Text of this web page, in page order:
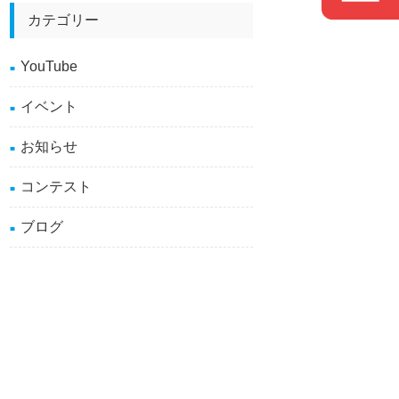
カテゴリー
YouTube
イベント
お知らせ
コンテスト
ブログ